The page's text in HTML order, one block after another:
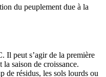
du peuplement due à la
Il peut s’agir de la première
saison de croissance.
de résidus, les sols lourds ou